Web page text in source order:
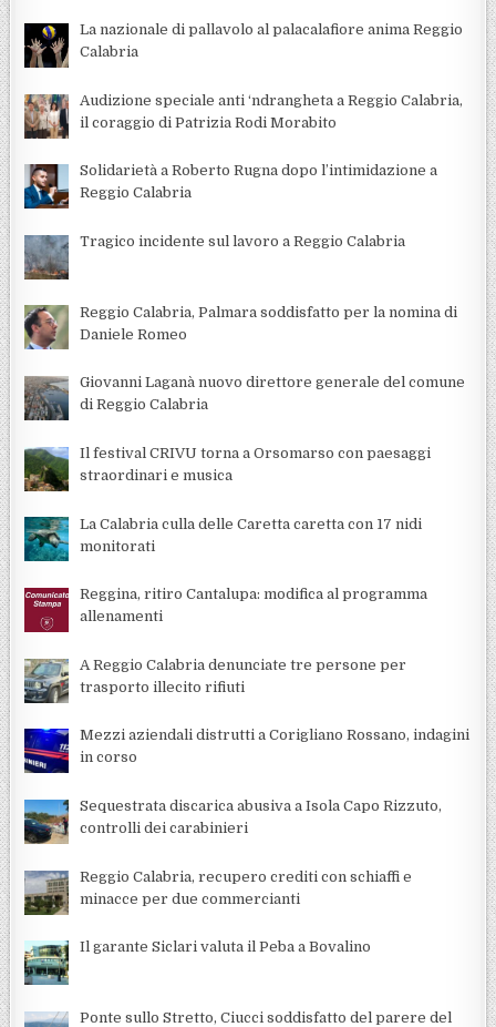
La nazionale di pallavolo al palacalafiore anima Reggio
Calabria
Audizione speciale anti ‘ndrangheta a Reggio Calabria,
il coraggio di Patrizia Rodi Morabito
Solidarietà a Roberto Rugna dopo l’intimidazione a
Reggio Calabria
Tragico incidente sul lavoro a Reggio Calabria
Reggio Calabria, Palmara soddisfatto per la nomina di
Daniele Romeo
Giovanni Laganà nuovo direttore generale del comune
di Reggio Calabria
Il festival CRIVU torna a Orsomarso con paesaggi
straordinari e musica
La Calabria culla delle Caretta caretta con 17 nidi
monitorati
Reggina, ritiro Cantalupa: modifica al programma
allenamenti
A Reggio Calabria denunciate tre persone per
trasporto illecito rifiuti
Mezzi aziendali distrutti a Corigliano Rossano, indagini
in corso
Sequestrata discarica abusiva a Isola Capo Rizzuto,
controlli dei carabinieri
Reggio Calabria, recupero crediti con schiaffi e
minacce per due commercianti
Il garante Siclari valuta il Peba a Bovalino
Ponte sullo Stretto, Ciucci soddisfatto del parere del